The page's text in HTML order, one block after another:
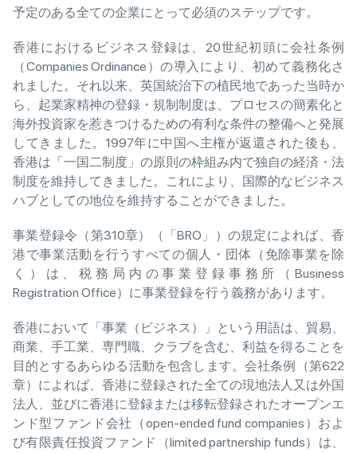
予定のある全ての企業にとって必須のステップです。
香港におけるビジネス登録は、20世紀初頭に会社条例
（Companies Ordinance）の導入により、初めて義務化さ
れました。それ以来、英国統治下の植民地であった当時か
ら、起業家精神の登録・規制制度は、プロセスの簡素化と
海外投資家を惹きつけるための有利な条件の整備へと発展
してきました。1997年に中国へ主権が返還された後も、
香港は「一国二制度」の原則の枠組み内で独自の経済・法
制度を維持してきました。これにより、国際的なビジネス
ハブとしての地位を維持することができました。
事業登録令（第310章）（「BRO」）の規定によれば、香
港で事業活動を行うすべての個人・団体（免除事業を除
く）は、税務局内の事業登録事務所（Business
Registration Office）に事業登録を行う義務があります。
香港において「事業（ビジネス）」という用語は、貿易、
商業、手工業、専門職、クラブを含む、利益を得ることを
目的とするあらゆる活動を包含します。会社条例（第622
章）によれば、香港に登録された全ての現地法人又は外国
法人、並びに香港に登録または移転登録されたオープンエ
ンド型ファンド会社（open-ended fund companies）およ
び有限責任投資ファンド（limited partnership funds）は、